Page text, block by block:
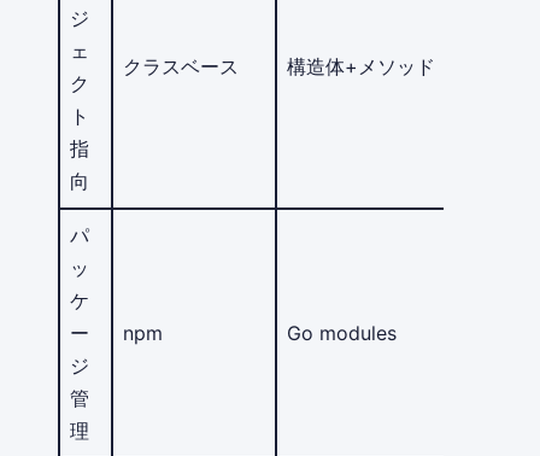
ジ
ェ
ク
ト
指
向
クラスベース 構造体+メソッド
パ
ッ
ケ
ー
ジ
管
理
npm Go modules